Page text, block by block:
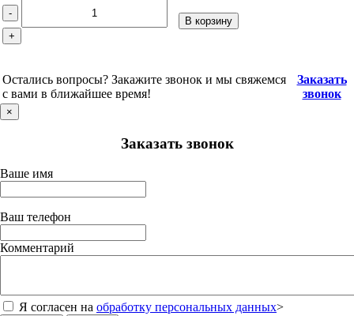
-
+
В корзину
Остались вопросы? Закажите звонок и мы свяжемся
с вами в ближайшее время!
Заказать
звонок
×
Заказать звонок
Ваше имя
Ваш телефон
Комментарий
Я согласен на обработку персональных данных>